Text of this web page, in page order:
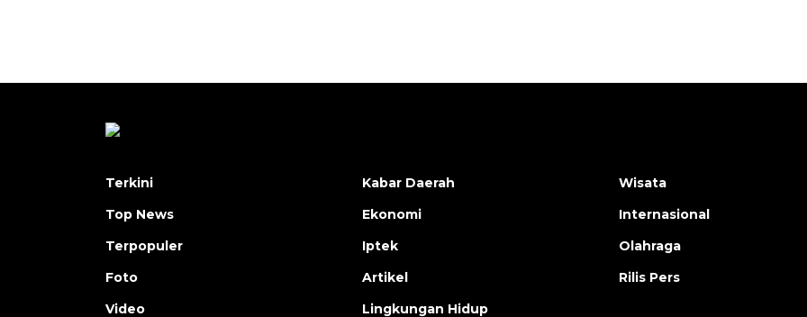
Terkini
Top News
Terpopuler
Foto
Video
Kabar Daerah
Ekonomi
Iptek
Artikel
Lingkungan Hidup
Wisata
Internasional
Olahraga
Rilis Pers